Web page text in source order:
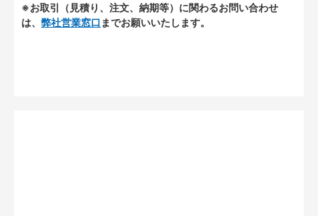
※お取引（見積り、注文、納期等）に関わるお問い合わせ
は、 弊社営業窓口 までお願いいたします。